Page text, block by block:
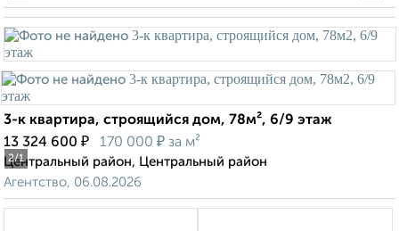
2/1
3-к квартира, строящийся дом, 78м², 6/9 этаж
13 324 600 ₽ 170 000 ₽ за м²
Центральный район, Центральный район
Агентство, 06.08.2026